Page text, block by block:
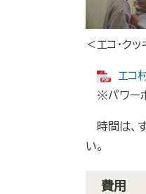
＜エコ・ク
エコ
※パワーポ
時間は、
い。
費用